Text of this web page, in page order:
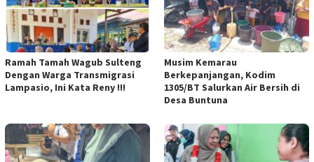
Ramah Tamah Wagub Sulteng
Dengan Warga Transmigrasi
Lampasio, Ini Kata Reny !!!
Musim Kemarau
Berkepanjangan, Kodim
1305/BT Salurkan Air Bersih di
Desa Buntuna